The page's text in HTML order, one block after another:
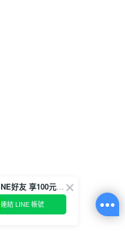
綁定LINE好友 享100元折價券
連結 LINE 帳號